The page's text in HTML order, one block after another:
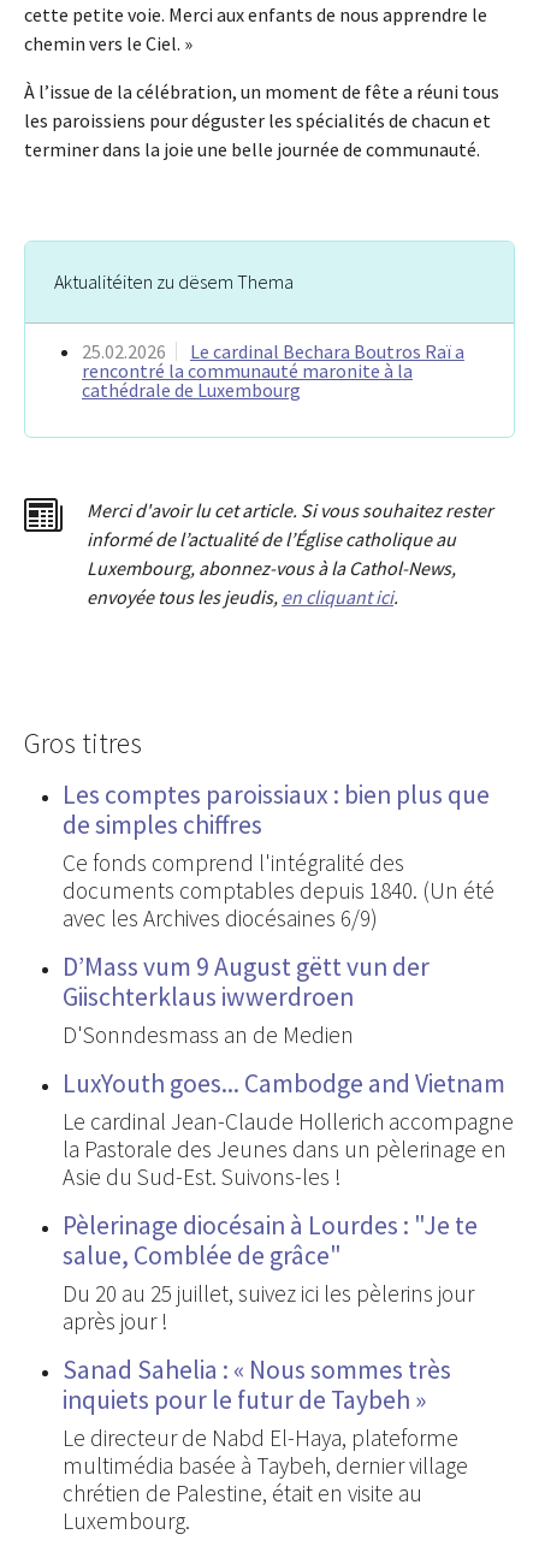
cette petite voie. Merci aux enfants de nous apprendre le
chemin vers le Ciel. »
À l’issue de la célébration, un moment de fête a réuni tous
les paroissiens pour déguster les spécialités de chacun et
terminer dans la joie une belle journée de communauté.
Aktualitéiten zu dësem Thema
25.02.2026
Le cardinal Bechara Boutros Raï a
rencontré la communauté maronite à la
cathédrale de Luxembourg
Merci d'avoir lu cet article. Si vous souhaitez rester
informé de l’actualité de l’Église catholique au
Luxembourg, abonnez-vous à la Cathol-News,
envoyée tous les jeudis, en cliquant ici.
Gros titres
Les comptes paroissiaux : bien plus que
de simples chiffres
Ce fonds comprend l'intégralité des
documents comptables depuis 1840. (Un été
avec les Archives diocésaines 6/9)
D’Mass vum 9 August gëtt vun der
Giischterklaus iwwerdroen
D'Sonndesmass an de Medien
LuxYouth goes... Cambodge and Vietnam
Le cardinal Jean-Claude Hollerich accompagne
la Pastorale des Jeunes dans un pèlerinage en
Asie du Sud-Est. Suivons-les !
Pèlerinage diocésain à Lourdes : "Je te
salue, Comblée de grâce"
Du 20 au 25 juillet, suivez ici les pèlerins jour
après jour !
Sanad Sahelia : « Nous sommes très
inquiets pour le futur de Taybeh »
Le directeur de Nabd El-Haya, plateforme
multimédia basée à Taybeh, dernier village
chrétien de Palestine, était en visite au
Luxembourg.